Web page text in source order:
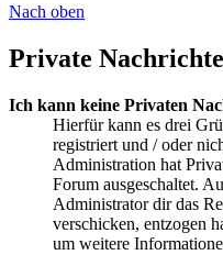
Nach oben
Private
Ich kann keine Privaten
Hierfür kann es drei
registriert und / oder
Administration hat
Forum ausgeschaltet.
Administrator dir das
verschicken, entzogen
um weitere